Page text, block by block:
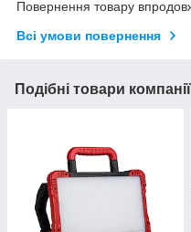
Повернення товару
Всі умови повернення
Подібні товари компанії